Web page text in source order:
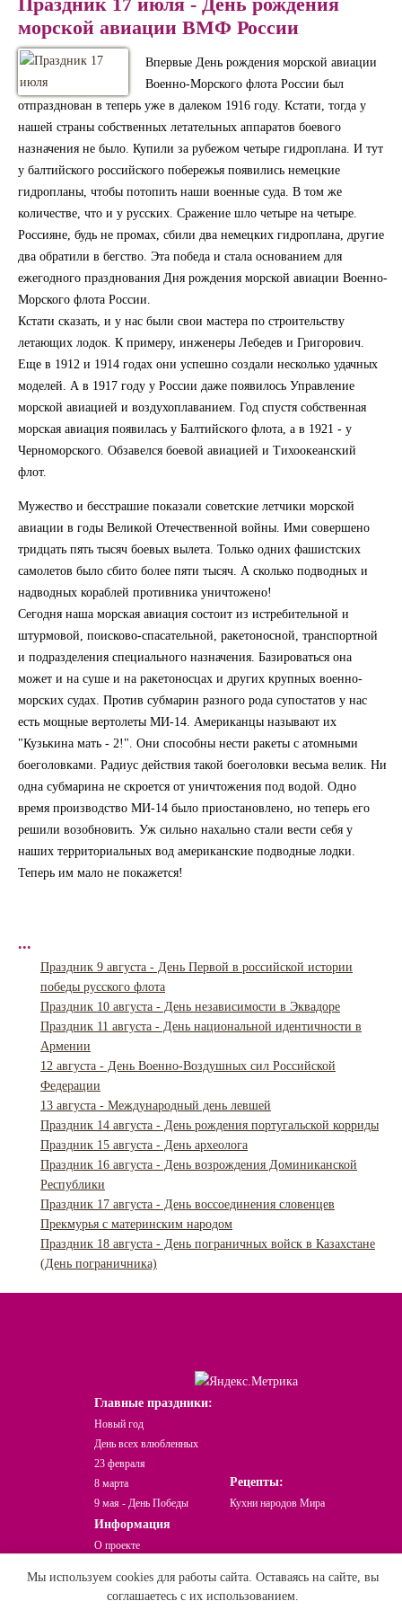
морской авиации ВМФ России
Впервые День рождения морской авиации
Военно-Морского флота России был
отпразднован в теперь уже в далеком 1916 году. Кстати, тогда у
нашей страны собственных летательных аппаратов боевого
назначения не было. Купили за рубежом четыре гидроплана. И тут
у балтийского российского побережья появились немецкие
гидропланы, чтобы потопить наши военные суда. В том же
количестве, что и у русских. Сражение шло четыре на четыре.
Россияне, будь не промах, сбили два немецких гидроплана, другие
два обратили в бегство. Эта победа и стала основанием для
ежегодного празднования Дня рождения морской авиации Военно-
Морского флота России.
Кстати сказать, и у нас были свои мастера по строительству
летающих лодок. К примеру, инженеры Лебедев и Григорович.
Еще в 1912 и 1914 годах они успешно создали несколько удачных
моделей. А в 1917 году у России даже появилось Управление
морской авиацией и воздухоплаванием. Год спустя собственная
морская авиация появилась у Балтийского флота, а в 1921 - у
Черноморского. Обзавелся боевой авиацией и Тихоокеанский
флот.
Мужество и бесстрашие показали советские летчики морской
авиации в годы Великой Отечественной войны. Ими совершено
тридцать пять тысяч боевых вылета. Только одних фашистских
самолетов было сбито более пяти тысяч. А сколько подводных и
надводных кораблей противника уничтожено!
Сегодня наша морская авиация состоит из истребительной и
штурмовой, поисково-спасательной, ракетоносной, транспортной
и подразделения специального назначения. Базироваться она
может и на суше и на ракетоносцах и других крупных военно-
морских судах. Против субмарин разного рода супостатов у нас
есть мощные вертолеты МИ-14. Американцы называют их
"Кузькина мать - 2!". Они способны нести ракеты с атомными
боеголовками. Радиус действия такой боеголовки весьма велик. Ни
одна субмарина не скроется от уничтожения под водой. Одно
время производство МИ-14 было приостановлено, но теперь его
решили возобновить. Уж сильно нахально стали вести себя у
наших территориальных вод американские подводные лодки.
Теперь им мало не покажется!
...
Праздник 9 августа - День Первой в российской истории
победы русского флота
Праздник 10 августа - День независимости в Эквадоре
Праздник 11 августа - День национальной идентичности в
Армении
12 августа - День Военно-Воздушных сил Российской
Федерации
13 августа - Международный день левшей
Праздник 14 августа - День рождения португальской корриды
Праздник 15 августа - День археолога
Праздник 16 августа - День возрождения Доминиканской
Республики
Праздник 17 августа - День воссоединения словенцев
Прекмурья с материнским народом
Праздник 18 августа - День пограничных войск в Казахстане
(День пограничника)
Мы используем cookies для работы сайта. Оставаясь на сайте, вы
соглашаетесь с их использованием.
Главные праздники:
Новый год
День всех влюбленных
23 февраля
8 марта
9 мая - День Победы
Рецепты:
Кухни народов Мира
Информация
О проекте
Праздники Онлайн © При использовании